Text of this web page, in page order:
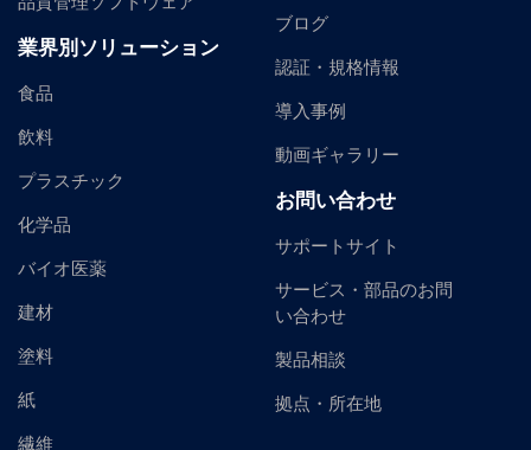
業界別ソリューション
食品
飲料
プラスチック
化学品
バイオ医薬
建材
塗料
紙
繊維
ブログ
認証・規格情報
導入事例
動画ギャラリー
お問い合わせ
サポートサイト
サービス・部品のお問
い合わせ
製品相談
拠点・所在地